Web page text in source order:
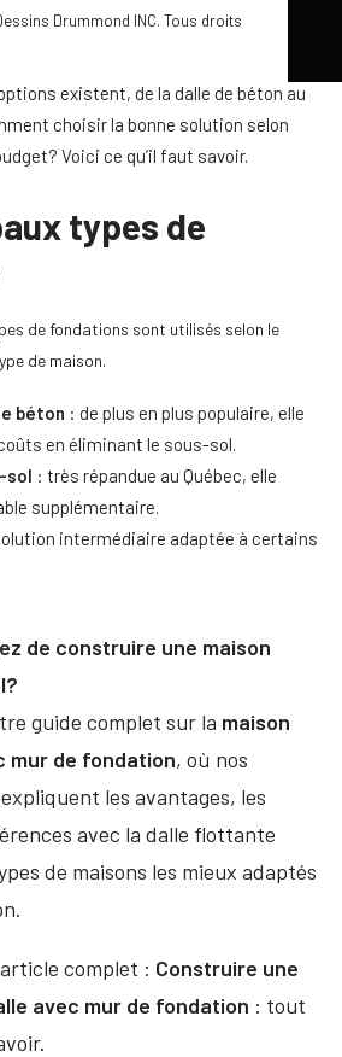
Drummond INC. Tous droits
existent, de la dalle de béton au
choisir la bonne solution selon
Voici ce qu’il faut savoir.
types de
de fondations sont utilisés selon le
de maison.
béton : de plus en plus populaire, elle
en éliminant le sous-sol.
sol : très répandue au Québec, elle
supplémentaire.
intermédiaire adaptée à certains
de construire une maison
guide complet sur la maison
mur de fondation, où nos
les avantages, les
avec la dalle flottante
de maisons les mieux adaptés
complet : Construire une
avec mur de fondation : tout